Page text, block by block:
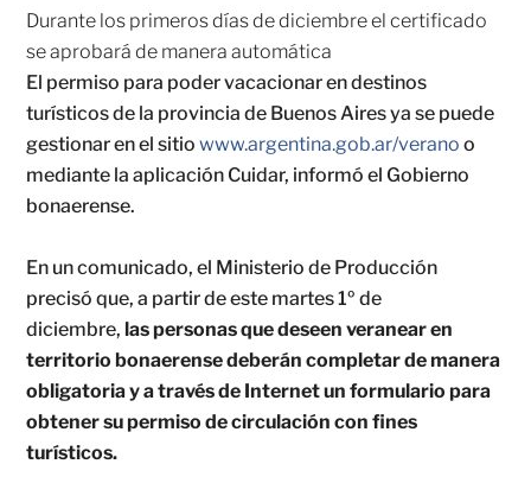
Durante los primeros días de diciembre el certificado
se aprobará de manera automática
El permiso para poder vacacionar en destinos
turísticos de la provincia de Buenos Aires ya se puede
gestionar en el sitiowww.argentina.gob.ar/verano o
mediante la aplicación Cuidar, informó el Gobierno
bonaerense.
En un comunicado, el Ministerio de Producción
precisó que, a partir de este martes 1º de
diciembre,las personas que deseen veranear en
territorio bonaerense deberán completar de manera
obligatoria y a través de Internet un formulario para
obtener su permiso de circulación con fines
turísticos.